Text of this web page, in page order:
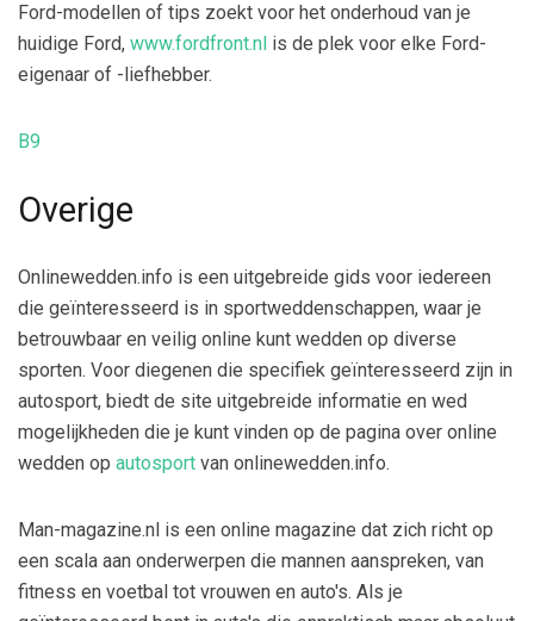
Ford-modellen of tips zoekt voor het onderhoud van je
huidige Ford, www.fordfront.nl is de plek voor elke Ford-
eigenaar of -liefhebber.
B9
Overige
Onlinewedden.info is een uitgebreide gids voor iedereen
die geïnteresseerd is in sportweddenschappen, waar je
betrouwbaar en veilig online kunt wedden op diverse
sporten. Voor diegenen die specifiek geïnteresseerd zijn in
autosport, biedt de site uitgebreide informatie en wed
mogelijkheden die je kunt vinden op de pagina over online
wedden op autosport van onlinewedden.info.
Man-magazine.nl is een online magazine dat zich richt op
een scala aan onderwerpen die mannen aanspreken, van
fitness en voetbal tot vrouwen en auto's. Als je